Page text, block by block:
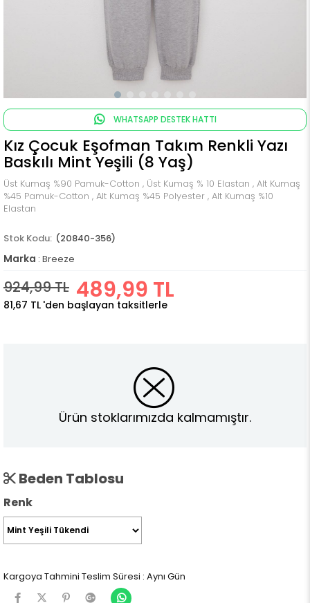
WHATSAPP DESTEK HATTI
Kız Çocuk Eşofman Takım Renkli Yazı
Baskılı Mint Yeşili (8 Yaş)
Üst Kumaş %90 Pamuk-Cotton , Üst Kumaş % 10 Elastan , Alt Kumaş
%45 Pamuk-Cotton , Alt Kumaş %45 Polyester , Alt Kumaş %10
Elastan
(20840-356)
Marka : Breeze
924,99 TL 489,99 TL
81,67 TL 'den başlayan taksitlerle
Ürün stoklarımızda kalmamıştır.
Beden Tablosu
Renk
Kargoya Tahmini Teslim Süresi : Aynı Gün